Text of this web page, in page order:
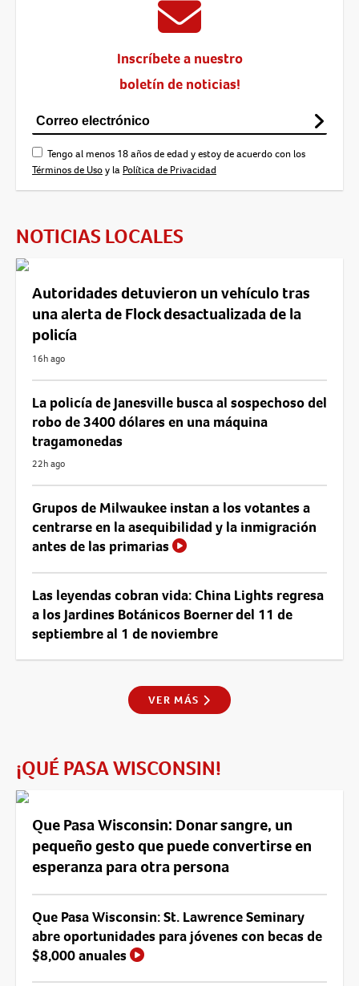
Inscríbete a nuestro
boletín de noticias!
Tengo al menos 18 años de edad y estoy de acuerdo con los
Términos de Usoy la Política de Privacidad
NOTICIAS LOCALES
Autoridades detuvieron un vehículo tras
una alerta de Flock desactualizada de la
policía
16h ago
La policía de Janesville busca al sospechoso del
robo de 3400 dólares en una máquina
tragamonedas
22h ago
Grupos de Milwaukee instan a los votantes a
centrarse en la asequibilidad y la inmigración
antes de las primarias
Las leyendas cobran vida: China Lights regresa
a los Jardines Botánicos Boerner del 11 de
septiembre al 1 de noviembre
VER MÁS
¡QUÉ PASA WISCONSIN!
Que Pasa Wisconsin: Donar sangre, un
pequeño gesto que puede convertirse en
esperanza para otra persona
Que Pasa Wisconsin: St. Lawrence Seminary
abre oportunidades para jóvenes con becas de
$8,000 anuales